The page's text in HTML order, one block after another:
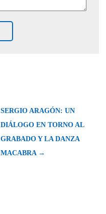
SERGIO ARAGÓN: UN
DIÁLOGO EN TORNO AL
GRABADO Y LA DANZA
MACABRA →